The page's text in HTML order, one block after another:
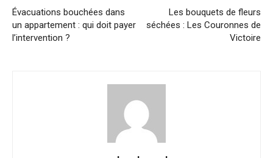
Évacuations bouchées dans
un appartement : qui doit payer
l’intervention ?
Les bouquets de fleurs
séchées : Les Couronnes de
Victoire